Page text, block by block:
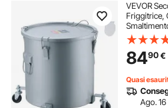
VEVOR
Friggitrice,
al
Trasporto
Clip di
8490€
Quasi
Ago. 16